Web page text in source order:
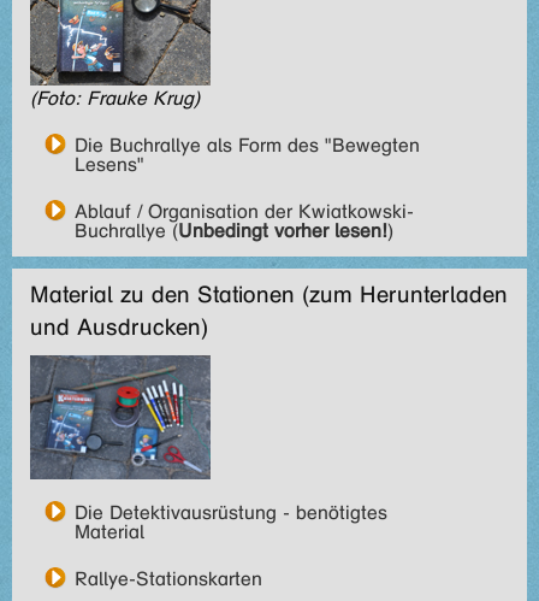
(Foto: Frauke Krug)
Die Buchrallye als Form des "Bewegten
Lesens"
Ablauf / Organisation der Kwiatkowski-
Buchrallye (Unbedingt vorher lesen!)
Material zu den Stationen (zum Herunterladen
und Ausdrucken)
Die Detektivausrüstung - benötigtes
Material
Rallye-Stationskarten